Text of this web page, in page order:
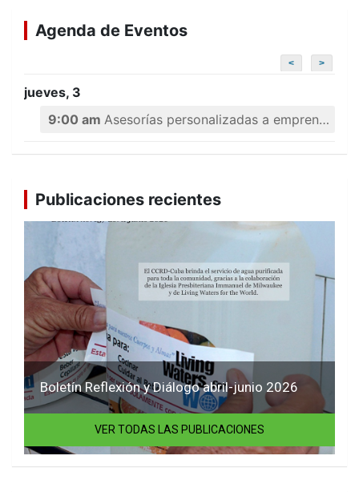
Agenda de Eventos
< >
jueves, 3
9:00 am Asesorías personalizadas a emprendedores
Publicaciones recientes
Boletín Reflexión y Diálogo abril-junio 2026
VER TODAS LAS PUBLICACIONES